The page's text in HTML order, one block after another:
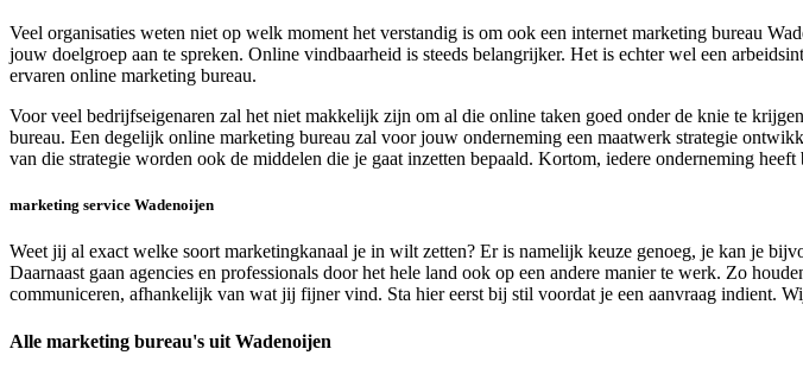
Veel organisaties weten niet op welk moment het verstandig is om ook een internet marketing bureau
jouw doelgroep aan te spreken. Online vindbaarheid is steeds belangrijker. Het is echter wel een
ervaren online marketing bureau.
Voor veel bedrijfseigenaren zal het niet makkelijk zijn om al die online taken goed onder de knie te
bureau. Een degelijk online marketing bureau zal voor jouw onderneming een maatwerk strategie
van die strategie worden ook de middelen die je gaat inzetten bepaald. Kortom, iedere onderneming
marketing service Wadenoijen
Weet jij al exact welke soort marketingkanaal je in wilt zetten? Er is namelijk keuze genoeg, je kan je
Daarnaast gaan agencies en professionals door het hele land ook op een andere manier te werk. Zo
communiceren, afhankelijk van wat jij fijner vind. Sta hier eerst bij stil voordat je een aanvraag indient.
Alle marketing bureau's uit Wadenoijen